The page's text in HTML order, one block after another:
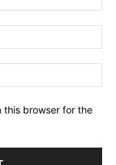
this browser for the